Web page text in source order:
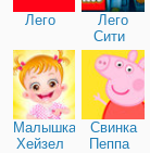
Лего
Лего
Сити
Малышка
Хейзел
Свинка
Пеппа